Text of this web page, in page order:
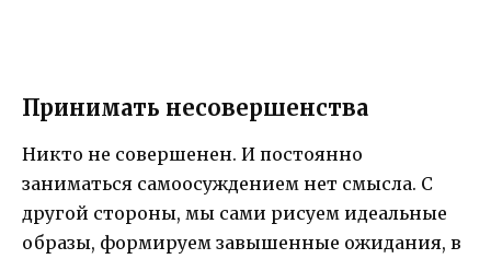
Принимать несовершенства
Никто не совершенен. И постоянно
заниматься самоосуждением нет смысла. С
другой стороны, мы сами рисуем идеальные
образы, формируем завышенные ожидания, в